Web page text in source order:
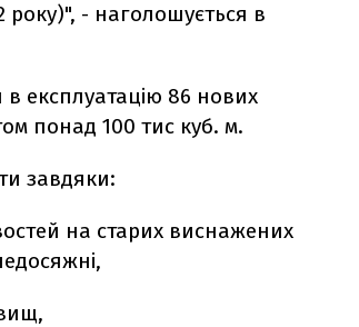
року)", - наголошується в
експлуатацію 86 нових
понад 100 тис куб. м.
завдяки:
на старих виснажених